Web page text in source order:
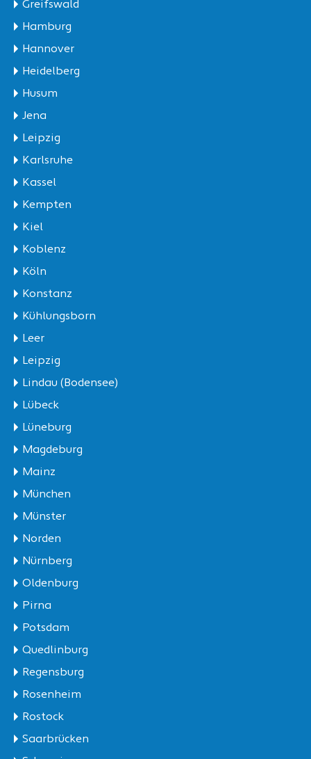
Greifswald
Hamburg
Hannover
Heidelberg
Husum
Jena
Leipzig
Karlsruhe
Kassel
Kempten
Kiel
Koblenz
Köln
Konstanz
Kühlungsborn
Leer
Leipzig
Lindau (Bodensee)
Lübeck
Lüneburg
Magdeburg
Mainz
München
Münster
Norden
Nürnberg
Oldenburg
Pirna
Potsdam
Quedlinburg
Regensburg
Rosenheim
Rostock
Saarbrücken